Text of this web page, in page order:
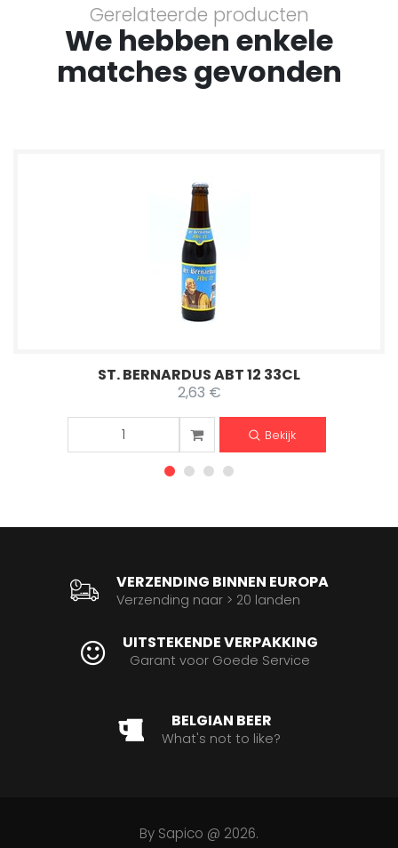
Gerelateerde producten
We hebben enkele
matches gevonden
ST. BERNARDUS ABT 12 33CL
2,63 €
Bekijk
VERZENDING BINNEN EUROPA
Verzending naar > 20 landen
UITSTEKENDE VERPAKKING
Garant voor Goede Service
BELGIAN BEER
What's not to like?
By Sapico @ 2026.